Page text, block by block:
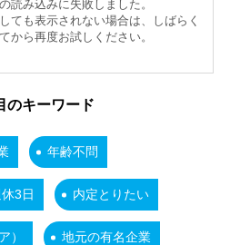
読み込みに失敗しました。
ても表示されない場合は、しばらく
から再度お試しください。
のキーワード
年齢不問
3日 内定とりたい
） 地元の有名企業